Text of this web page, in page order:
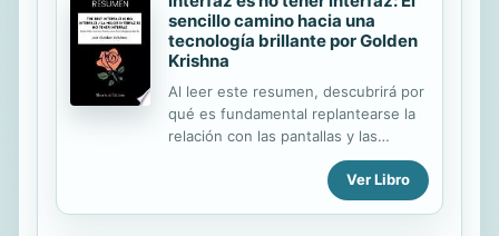
aplicarse a cualquier organización. A
través de la lectura de este
resumen, descubrirá que : las
oponerse a las transformaciones y a
entregarse a una cierta inercia; hay
errores que deben evitarse
absolutamente al emprender un
sencillo camino hacia una
tecnología brillante por Golden
Krishna
Al leer este resumen, descubrirá por
qué es fundamental replantearse la
relación con las pantallas y las
interfaces en el desarrollo de
tecnologías innovadoras. También
descubrirá : por qué hemos
Ver Libro